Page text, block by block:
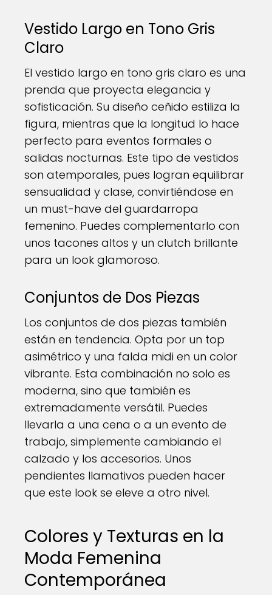
Vestido Largo en Tono Gris
Claro
El vestido largo en tono gris claro es una
prenda que proyecta elegancia y
sofisticación. Su diseño ceñido estiliza la
figura, mientras que la longitud lo hace
perfecto para eventos formales o
salidas nocturnas. Este tipo de vestidos
son atemporales, pues logran equilibrar
sensualidad y clase, convirtiéndose en
un must-have del guardarropa
femenino. Puedes complementarlo con
unos tacones altos y un clutch brillante
para un look glamoroso.
Conjuntos de Dos Piezas
Los conjuntos de dos piezas también
están en tendencia. Opta por un top
asimétrico y una falda midi en un color
vibrante. Esta combinación no solo es
moderna, sino que también es
extremadamente versátil. Puedes
llevarla a una cena o a un evento de
trabajo, simplemente cambiando el
calzado y los accesorios. Unos
pendientes llamativos pueden hacer
que este look se eleve a otro nivel.
Colores y Texturas en la
Moda Femenina
Contemporánea